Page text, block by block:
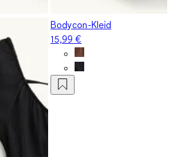
Bodycon-Kleid
15,99 €